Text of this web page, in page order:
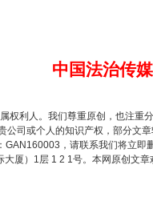
中国法治传
权利人。我们尊重原创，也注重
司或个人的知识产权，部分文
，请联系我们将立即
厦）1层 1 2 1号。本网原创文
“后车